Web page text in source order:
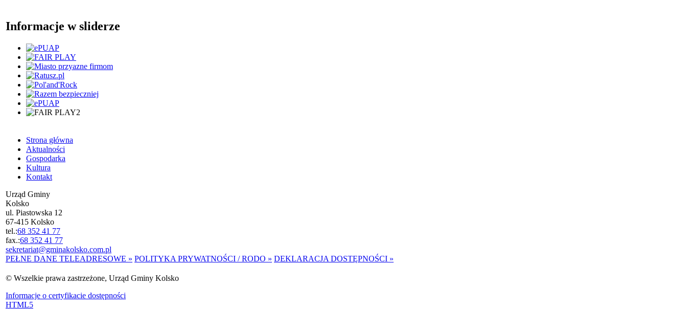
Informacje w sliderze
Strona główna
Aktualności
Gospodarka
Kultura
Kontakt
Urząd Gminy
Kolsko
ul. Piastowska 12
67-415 Kolsko
tel.:68 352 41 77
fax.:68 352 41 77
sekretariat@gminakolsko.com.pl
PEŁNE DANE TELEADRESOWE » POLITYKA PRYWATNOŚCI / RODO » DEKLARACJA DOSTĘPNOŚCI »
© Wszelkie prawa zastrzeżone, Urząd Gminy Kolsko
Informacje o certyfikacie dostępności
HTML5